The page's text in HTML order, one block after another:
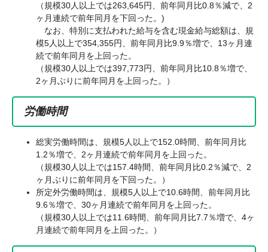
（規模30人以上では263,645円、前年同月比0.8％減で、2
ヶ月連続で前年同月を下回った。)
なお、特別に支払われた給与を含む現金給与総額は、規
模5人以上で354,355円、前年同月比9.9％増で、13ヶ月連
続で前年同月を上回った。
（規模30人以上では397,773円、前年同月比10.8％増で、
2ヶ月ぶりに前年同月を上回った。）
労働時間
総実労働時間は、規模5人以上で152.0時間、前年同月比
1.2％増で、2ヶ月連続で前年同月を上回った。
（規模30人以上では157.4時間、前年同月比0.2％減で、2
ヶ月ぶりに前年同月を下回った。）
所定外労働時間は、規模5人以上で10.6時間、前年同月比
9.6％増で、30ヶ月連続で前年同月を上回った。
（規模30人以上では11.6時間、前年同月比7.7％増で、4ヶ
月連続で前年同月を上回った。）